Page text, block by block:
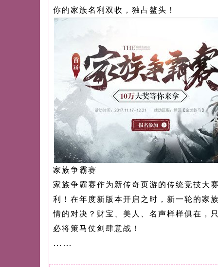
你的家族名利双收，独占鳌头！
家族争霸赛
家族争霸赛作为新传奇页游的传统竞技大
利！在年度新版本开启之时，新一轮的家
情的对决？财宝、美人、名声样样俱在，
必将策马仗剑肆意战！
……